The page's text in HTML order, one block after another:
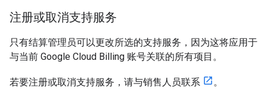
注册或取消支持服务
只有结算管理员可以更改所选的支持服务，因为这将应用于
与当前 Google Cloud Billing 账号关联的所有项目。
若要注册或取消支持服务，请与销售人员联系 。